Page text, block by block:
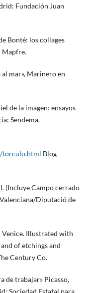
Fundación Juan
Bonté: los collages
Mapfre.
al mar», Marinero en
de la imagen: ensayos
Sendema.
torculo.html Blog
(Incluye Campo cerrado
Diputació de
Illustrated with
of etchings and
Century Co.
de trabajar» Picasso,
Sociedad Estatal para